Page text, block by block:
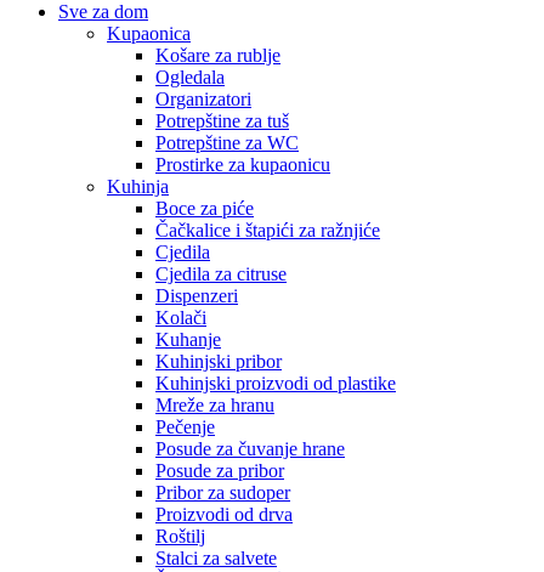
Sve za dom
Kupaonica
Košare za rublje
Ogledala
Organizatori
Potrepštine za tuš
Potrepštine za WC
Prostirke za kupaonicu
Kuhinja
Boce za piće
Čačkalice i štapići za ražnjiće
Cjedila
Cjedila za citruse
Dispenzeri
Kolači
Kuhanje
Kuhinjski pribor
Kuhinjski proizvodi od plastike
Mreže za hranu
Pečenje
Posude za čuvanje hrane
Posude za pribor
Pribor za sudoper
Proizvodi od drva
Roštilj
Stalci za salvete